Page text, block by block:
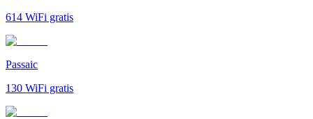
614 WiFi gratis
Passaic
130 WiFi gratis